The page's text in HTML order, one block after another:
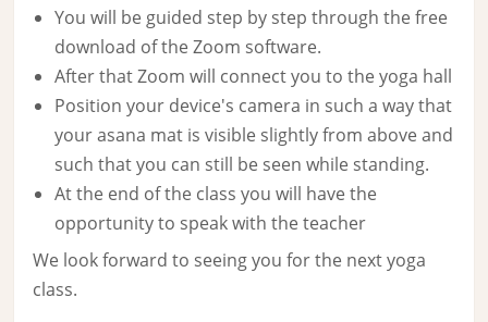
You will be guided step by step through the free
download of the Zoom software.
After that Zoom will connect you to the yoga hall
Position your device's camera in such a way that
your asana mat is visible slightly from above and
such that you can still be seen while standing.
At the end of the class you will have the
opportunity to speak with the teacher
We look forward to seeing you for the next yoga
class.